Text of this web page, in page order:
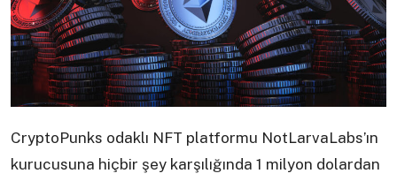
CryptoPunks odaklı NFT platformu NotLarvaLabs’ın
kurucusuna hiçbir şey karşılığında 1 milyon dolardan